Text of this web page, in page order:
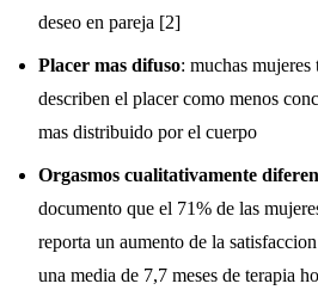
deseo en pareja [2]
Placer mas difuso: muchas
describen el placer como menos
mas distribuido por el cuerpo
Orgasmos cualitativamente
documento que el 71% de las
reporta un aumento de la
una media de 7,7 meses de terapia